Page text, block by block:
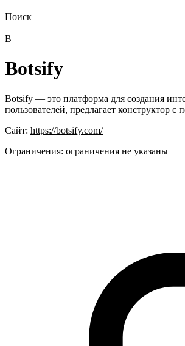
Поиск
B
Botsify
Botsify — это платформа для создания
пользователей, предлагает конструктор
Сайт: https://botsify.com/
Ограничения: ограничения не указаны